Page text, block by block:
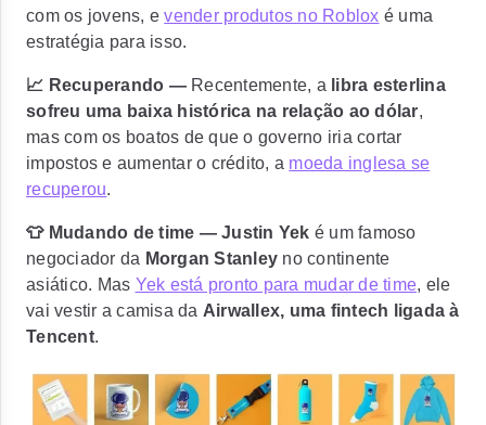
com os jovens, evender produtos no Roblox é uma
estratégia para isso.
📈 Recuperando — Recentemente, a libra esterlina
sofreu uma baixa histórica na relação ao dólar,
mas com os boatos de que o governo iria cortar
impostos e aumentar o crédito, a moeda inglesa se
recuperou.
👕 Mudando de time — Justin Yek é um famoso
negociador da Morgan Stanley no continente
asiático. Mas Yek está pronto para mudar de time, ele
vai vestir a camisa da Airwallex, uma fintech ligada à
Tencent.